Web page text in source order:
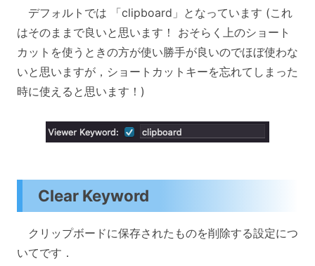
デフォルトでは 「clipboard」となっています (これ
はそのままで良いと思います！ おそらく上のショート
カットを使うときの方が使い勝手が良いのでほぼ使わな
いと思いますが，ショートカットキーを忘れてしまった
時に使えると思います！)
Clear Keyword
クリップボードに保存されたものを削除する設定につ
いてです．